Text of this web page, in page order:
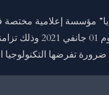
مؤسسة إعلامية مختصة
انطلقت يوم
ضرورة تفرضها التكنولوجيا